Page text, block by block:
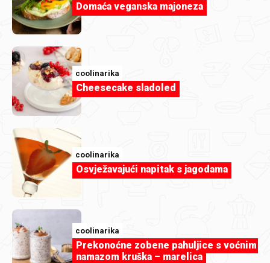
Cheesecake na 7 načina: Koji je tvoj
favorit?
Domaća veganska majoneza
coolinarika
Cheesecake sladoled
coolinarika
Osvježavajući napitak s jagodama
coolinarika
Prekonoćne zobene pahuljice s voćnim
namazom kruška – marelica